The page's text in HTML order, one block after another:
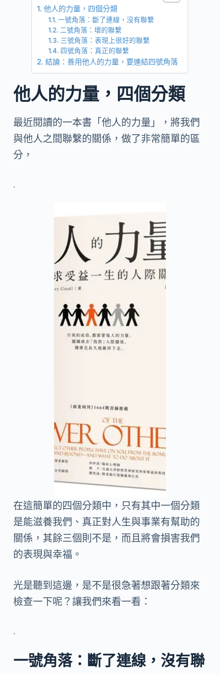
他人的力量，四個分類
一號角落：斷了連線，沒有聯繫
二號角落：壞的聯繫
三號角落：表現上很好的聯繫
四號角落：真正的聯繫
結論：善用他人的力量，要連結四號角落
他人的力量，四個分類
最近閱讀的一本書「他人的力量」，將我們
與他人之間聯繫的關係，做了非常簡單的區
分，
.
在這簡單的四個分類中，只有其中一個分類
是能滋養我們、真正對人生與事業有幫助的
關係，其餘三個則不是，而且將會損害我們
的表現與幸福。
光是聽到這邊，是不是很急著想跟著分類來
檢查一下呢？讓我們來看一看：
.
一號角落：斷了連線，沒有聯